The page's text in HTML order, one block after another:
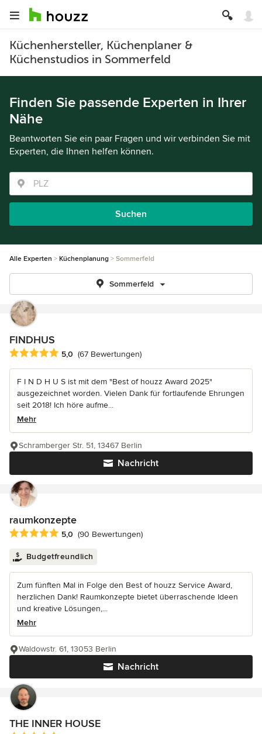
Küchenhersteller, Küchenplaner &
Küchenstudios in Sommerfeld
Finden Sie passende Experten in Ihrer
Nähe
Beantworten Sie ein paar Fragen und wir verbinden Sie mit
Experten, die Ihnen helfen können.
Suchen
Alle Experten Küchenplanung Sommerfeld
Sommerfeld
FINDHUS
Durchschnittliche Bewertung: 5 von 5 Sternen
5,0 (67 Bewertungen)
F I N D H U S ist mit dem "Best of houzz Award 2025"
ausgezeichnet worden. Vielen Dank für fortlaufende Ehrungen
seit 2018! Ich höre aufme...
Mehr
Nachricht
Schramberger Str. 51, 13467 Berlin
raumkonzepte
Durchschnittliche Bewertung: 5 von 5 Sternen
5,0 (90 Bewertungen)
Budgetfreundlich
Zum fünften Mal in Folge den Best of houzz Service Award,
herzlichen Dank! Raumkonzepte bietet überraschende Ideen
und kreative Lösungen,...
Mehr
Nachricht
Waldowstr. 61, 13053 Berlin
THE INNER HOUSE